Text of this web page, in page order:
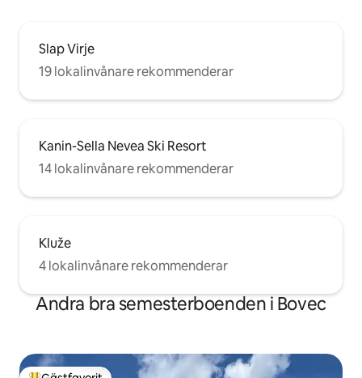
Slap Virje
19 lokalinvånare rekommenderar
Kanin-Sella Nevea Ski Resort
14 lokalinvånare rekommenderar
Kluže
4 lokalinvånare rekommenderar
Andra bra semesterboenden i Bovec